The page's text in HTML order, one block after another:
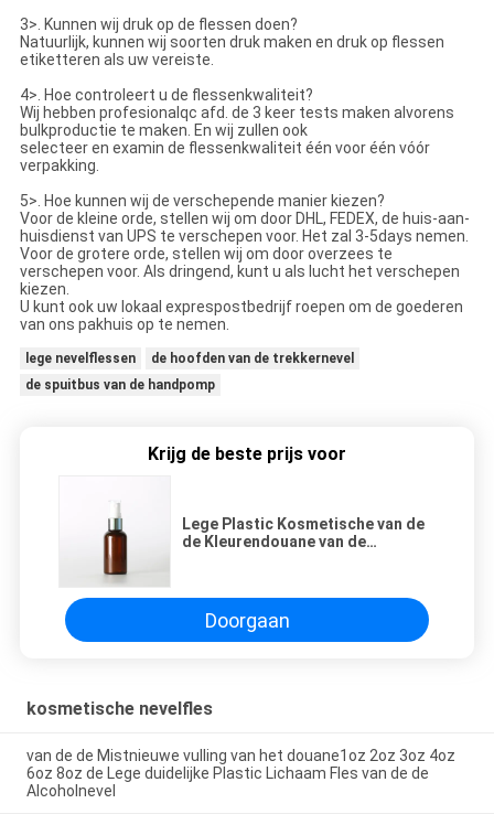
3>. Kunnen wij druk op de flessen doen?
Natuurlijk, kunnen wij soorten druk maken en druk op flessen
etiketteren als uw vereiste.
4>. Hoe controleert u de flessenkwaliteit?
Wij hebben profesionalqc afd. de 3 keer tests maken alvorens
bulkproductie te maken. En wij zullen ook
selecteer en examin de flessenkwaliteit één voor één vóór
verpakking.
5>. Hoe kunnen wij de verschepende manier kiezen?
Voor de kleine orde, stellen wij om door DHL, FEDEX, de huis-aan-
huisdienst van UPS te verschepen voor. Het zal 3-5days nemen.
Voor de grotere orde, stellen wij om door overzees te
verschepen voor. Als dringend, kunt u als lucht het verschepen
kiezen.
U kunt ook uw lokaal exprespostbedrijf roepen om de goederen
van ons pakhuis op te nemen.
lege nevelflessen
de hoofden van de trekkernevel
de spuitbus van de handpomp
Krijg de beste prijs voor
Lege Plastic Kosmetische van de
de Kleurendouane van de
Doorgaan
kosmetische nevelfles
van de de Mistnieuwe vulling van het douane1oz 2oz 3oz 4oz
6oz 8oz de Lege duidelijke Plastic Lichaam Fles van de de
Alcoholnevel